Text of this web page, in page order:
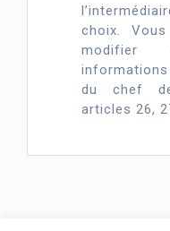
choix.
modifier
du chef
articles 26,